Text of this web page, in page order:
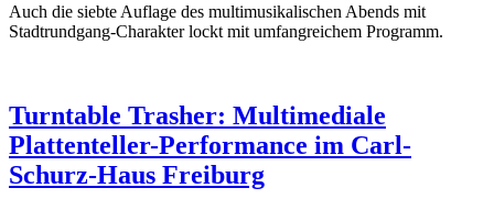
Auch die siebte Auflage des multimusikalischen Abends mit
Stadtrundgang-Charakter lockt mit umfangreichem Programm.
Turntable Trasher: Multimediale
Plattenteller-Performance im Carl-
Schurz-Haus Freiburg